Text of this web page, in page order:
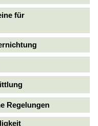
für
Regelungen